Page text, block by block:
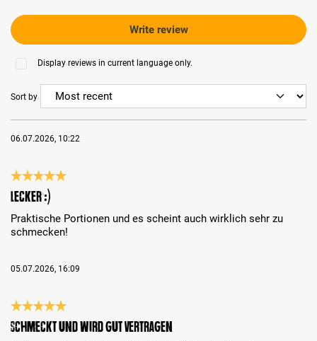
Write review
Display reviews in current language only.
Sort by
06.07.2026, 10:22
Review with rating of 5 out of 5 stars
Lecker :)
Praktische Portionen und es scheint auch wirklich sehr zu
schmecken!
05.07.2026, 16:09
Review with rating of 5 out of 5 stars
Schmeckt und wird gut vertragen